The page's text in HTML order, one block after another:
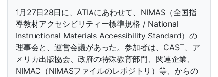
1月27日28日に、ATIAにあわせて、NIMAS（全国指
導教材アクセシビリティー標準規格 / National
Instructional Materials Accessibility Standard）の
理事会と、運営会議があった。参加者は、CAST、ア
メリカ出版協会、政府の特殊教育部門、関連企業、
NIMAC（NIMASファイルのレポジトリ）等、からの